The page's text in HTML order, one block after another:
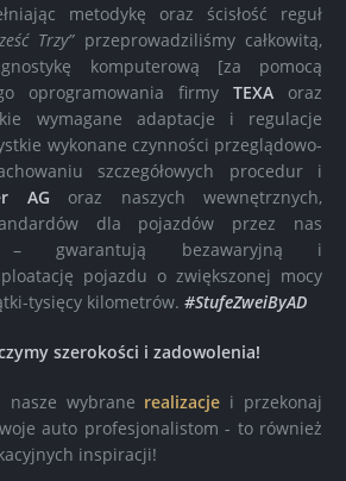
metodykę oraz ścisłość reguł
Trzy”przeprowadziliśmy całkowitą,
komputerową [za pomocą
oprogramowania firmy TEXA oraz
wymagane adaptacje i regulacje
wykonane czynności przeglądowo-
szczegółowych procedur i
AG oraz naszych wewnętrznych,
dla pojazdów przez nas
– gwarantują bezawaryjną i
pojazdu o zwiększonej mocy
tysięcy kilometrów. #StufeZweiByAD
szerokości i zadowolenia!
nasze wybrane realizacje i przekonaj
auto profesjonalistom - to również
inspiracji!